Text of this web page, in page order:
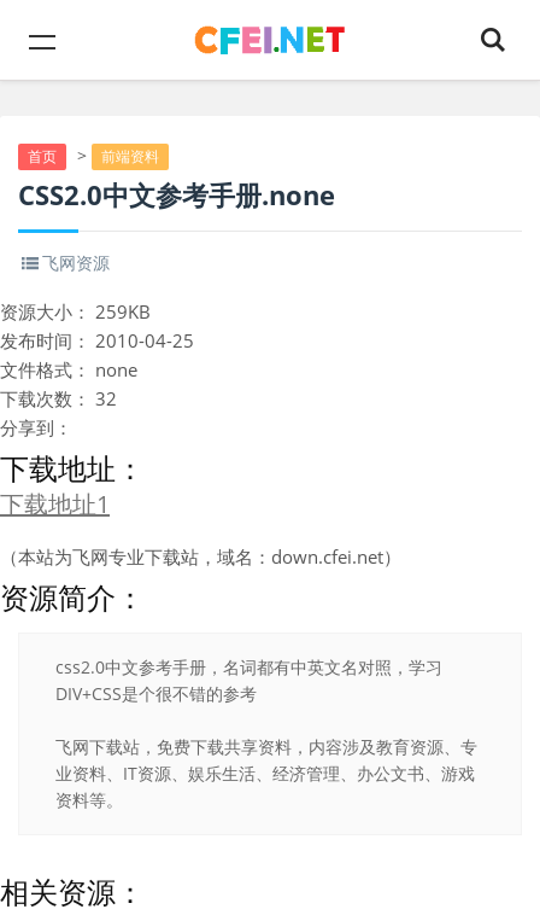
首页 > 前端资料
CSS2.0中文参考手册.none
飞网资源
资源大小： 259KB
发布时间： 2010-04-25
文件格式： none
下载次数： 32
分享到：
下载地址：
下载地址1
（本站为飞网专业下载站，域名：down.cfei.net）
资源简介：
css2.0中文参考手册，名词都有中英文名对照，学习
DIV+CSS是个很不错的参考
飞网下载站，免费下载共享资料，内容涉及教育资源、专
业资料、IT资源、娱乐生活、经济管理、办公文书、游戏
资料等。
相关资源：